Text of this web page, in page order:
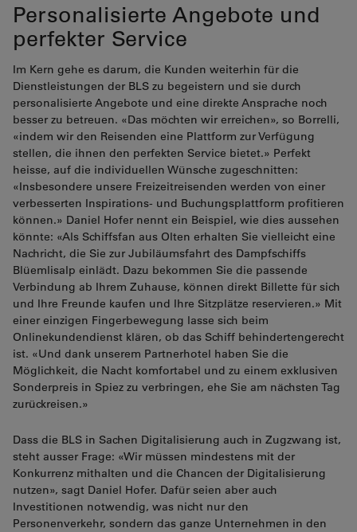
Personalisierte Angebote und
perfekter Service
Im Kern gehe es darum, die Kunden weiterhin für die
Dienstleistungen der BLS zu begeistern und sie durch
personalisierte Angebote und eine direkte Ansprache noch
besser zu betreuen. «Das möchten wir erreichen», so Borrelli,
«indem wir den Reisenden eine Plattform zur Verfügung
stellen, die ihnen den perfekten Service bietet.» Perfekt
heisse, auf die individuellen Wünsche zugeschnitten:
«Insbesondere unsere Freizeitreisenden werden von einer
verbesserten Inspirations- und Buchungsplattform profitieren
können.» Daniel Hofer nennt ein Beispiel, wie dies aussehen
könnte: «Als Schiffsfan aus Olten erhalten Sie vielleicht eine
Nachricht, die Sie zur Jubiläumsfahrt des Dampfschiffs
Blüemlisalp einlädt. Dazu bekommen Sie die passende
Verbindung ab Ihrem Zuhause, können direkt Billette für sich
und Ihre Freunde kaufen und Ihre Sitzplätze reservieren.» Mit
einer einzigen Fingerbewegung lasse sich beim
Onlinekundendienst klären, ob das Schiff behindertengerecht
ist. «Und dank unserem Partnerhotel haben Sie die
Möglichkeit, die Nacht komfortabel und zu einem exklusiven
Sonderpreis in Spiez zu verbringen, ehe Sie am nächsten Tag
zurückreisen.»
Dass die BLS in Sachen Digitalisierung auch in Zugzwang ist,
steht ausser Frage: «Wir müssen mindestens mit der
Konkurrenz mithalten und die Chancen der Digitalisierung
nutzen», sagt Daniel Hofer. Dafür seien aber auch
Investitionen notwendig, was nicht nur den
Personenverkehr, sondern das ganze Unternehmen in den